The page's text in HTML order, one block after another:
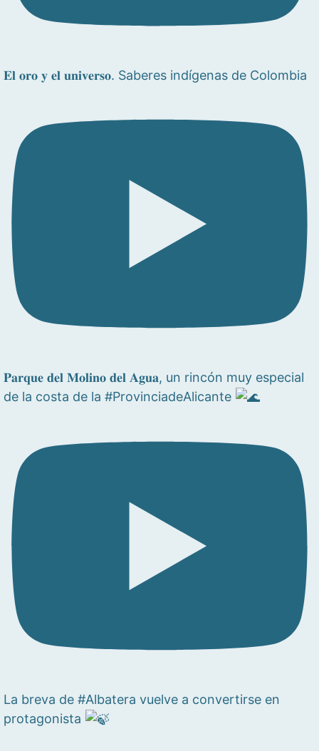
𝐄𝐥 𝐨𝐫𝐨 𝐲 𝐞𝐥 𝐮𝐧𝐢𝐯𝐞𝐫𝐬𝐨. Saberes indígenas de Colombia
𝐏𝐚𝐫𝐪𝐮𝐞 𝐝𝐞𝐥 𝐌𝐨𝐥𝐢𝐧𝐨 𝐝𝐞𝐥 𝐀𝐠𝐮𝐚, un rincón muy especial
de la costa de la #ProvinciadeAlicante
La breva de #Albatera vuelve a convertirse en
protagonista